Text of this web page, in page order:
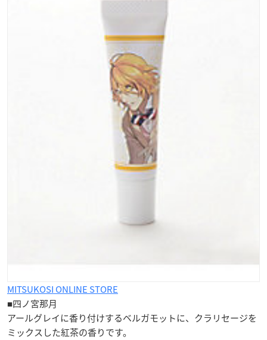
MITSUKOSI ONLINE STORE
■四ノ宮那月
アールグレイに香り付けするベルガモットに、クラリセージを
ミックスした紅茶の香りです。